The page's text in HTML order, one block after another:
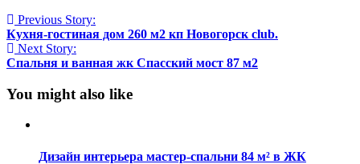
Previous Story:
Кухня-гостиная дом 260 м2 кп Новогорск club.
Next Story:
Спальня и ванная жк Спасский мост 87 м2
You might also like
Дизайн интерьера мастер-спальни 84 м² в ЖК